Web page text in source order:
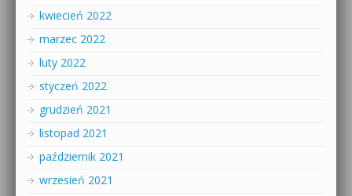
kwiecień 2022
marzec 2022
luty 2022
styczeń 2022
grudzień 2021
listopad 2021
październik 2021
wrzesień 2021